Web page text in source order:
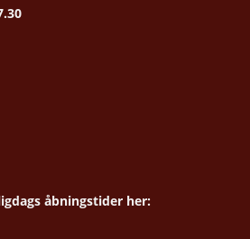
åbningstider her: